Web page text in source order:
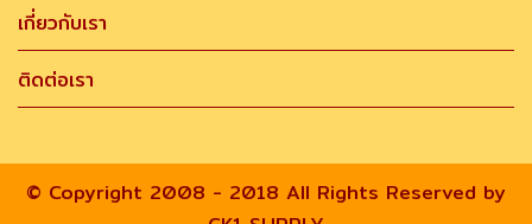
เกี่ยวกับเรา
ติดต่อเรา
© Copyright 2008 - 2018 All Rights Reserved by